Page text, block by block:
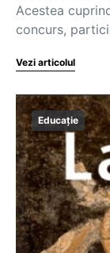
Acestea
concurs,
Vezi articolul
Educație